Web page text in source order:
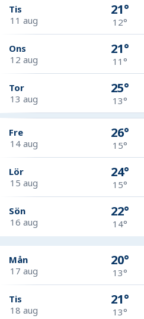
Tis
11 aug
21°
12°
Ons
12 aug
21°
11°
Tor
13 aug
25°
13°
Fre
14 aug
26°
15°
Lör
15 aug
24°
15°
Sön
16 aug
22°
14°
Mån
17 aug
20°
13°
Tis
18 aug
21°
13°